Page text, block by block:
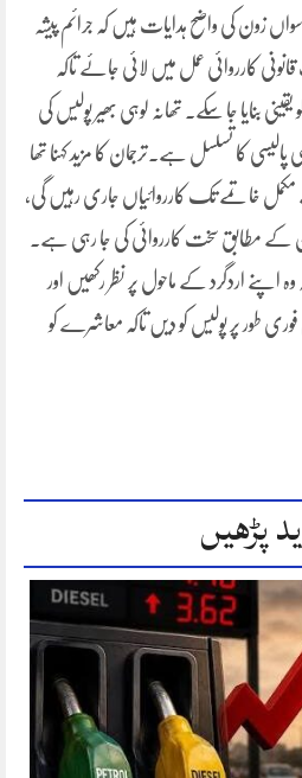
زون کی واضح ہدایات ہیں کہ جرائم پیشہ
کارروائی عمل میں لائی جائے تاکہ
بنایا جا سکے۔ تھانہ لوہی بھیر پولیس کی
کا تسلسل ہے۔ترجمان کا مزید کہنا تھا
خاتمے تک کارروائیاں جاری رہیں گی،
کے مطابق سخت کارروائی کی جا رہی ہے۔
اردگرد کے ماحول پر نظر رکھیں اور
طور پر پولیس کو دیں تاکہ معاشرے کو
پڑھیں